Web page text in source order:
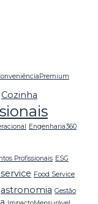
Cozinha
Engenharia360
Profissionais ESG
Food Service
Gestão